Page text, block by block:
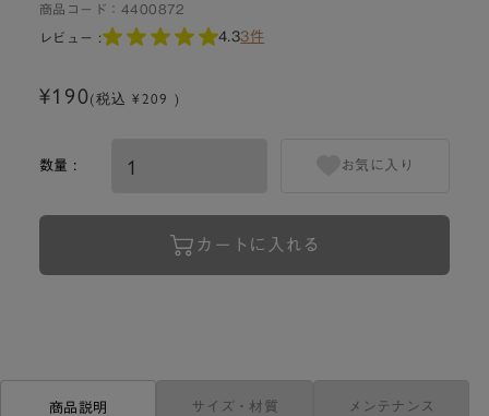
商品コード： 4400872
レビュー : 4.33件
¥190(税込 ¥209 )
数量 :
カートに入れる
お気に入り
商品説明 サイズ・材質 メンテナンス